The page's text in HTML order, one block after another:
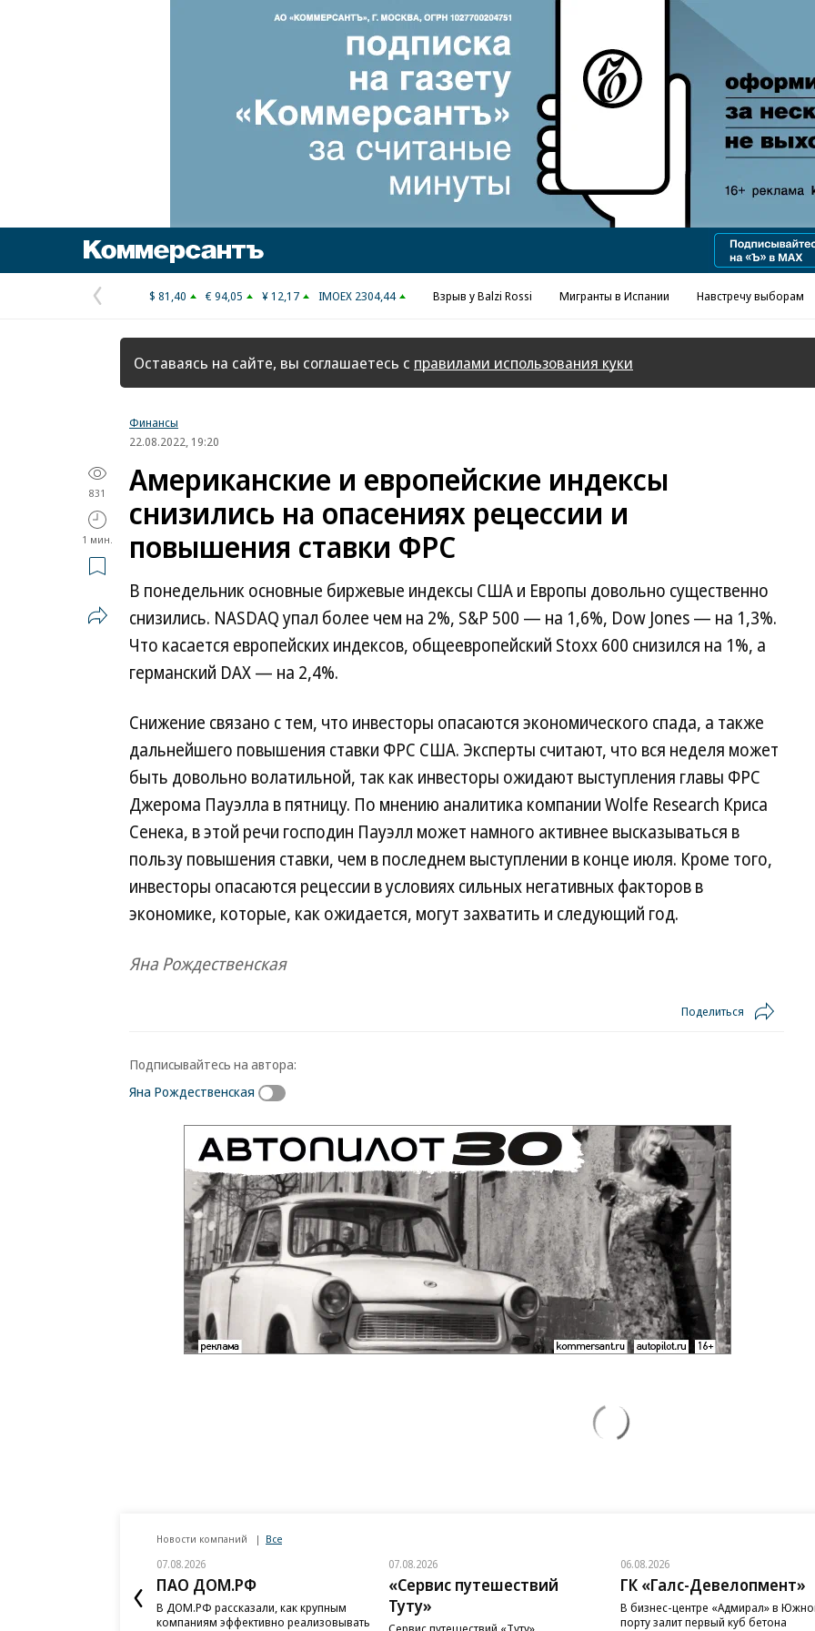
Реклама в «Ъ» www.kommersant.ru/ad
Предыдущая
страница
$ 81,40 € 94,05 ¥ 12,17 IMOEX 2304,44 Взрыв у Balzi Rossi Мигранты в Испании Навстречу выборам
Оставаясь на сайте, вы соглашаетесь с правилами использования куки
Финансы
22.08.2022, 19:20
831
1 мин.
Американские и европейские индексы
снизились на опасениях рецессии и
повышения ставки ФРС
В понедельник основные биржевые индексы США и Европы довольно существенно
снизились. NASDAQ упал более чем на 2%, S&P 500 — на 1,6%, Dow Jones — на 1,3%.
Что касается европейских индексов, общеевропейский Stoxx 600 снизился на 1%, а
германский DAX — на 2,4%.
Снижение связано с тем, что инвесторы опасаются экономического спада, а также
дальнейшего повышения ставки ФРС США. Эксперты считают, что вся неделя может
быть довольно волатильной, так как инвесторы ожидают выступления главы ФРС
Джерома Пауэлла в пятницу. По мнению аналитика компании Wolfe Research Криса
Сенека, в этой речи господин Пауэлл может намного активнее высказываться в
пользу повышения ставки, чем в последнем выступлении в конце июля. Кроме того,
инвесторы опасаются рецессии в условиях сильных негативных факторов в
экономике, которые, как ожидается, могут захватить и следующий год.
Яна Рождественская
Поделиться
Подписывайтесь на автора:
Яна Рождественская
Новости компаний Все
07.08.2026
ПАО ДОМ.РФ
В ДОМ.РФ рассказали, как крупным
компаниям эффективно реализовывать
07.08.2026
«Сервис путешествий
Туту»
06.08.2026
ГК «Галс-Девелопмент»
В бизнес-центре «Адмирал» в
порту залит первый куб бетона